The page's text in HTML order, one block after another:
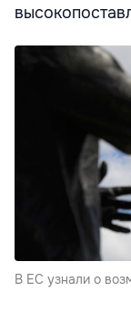
В ЕС узнали о